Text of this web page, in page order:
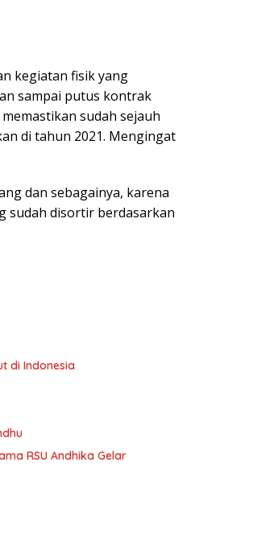
kegiatan fisik yang
sampai putus kontrak
sudah sejauh
di tahun 2021. Mengingat
dan sebagainya, karena
sudah disortir berdasarkan
di Indonesia
RSU Andhika Gelar